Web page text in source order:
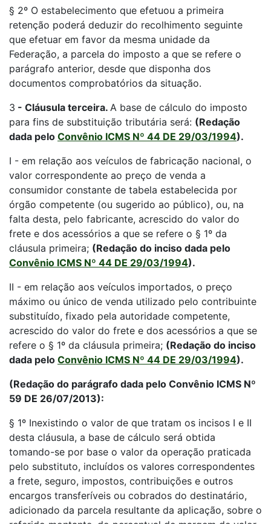
§ 2º O estabelecimento que efetuou a primeira
retenção poderá deduzir do recolhimento seguinte
que efetuar em favor da mesma unidade da
Federação, a parcela do imposto a que se refere o
parágrafo anterior, desde que disponha dos
documentos comprobatórios da situação.
3 - Cláusula terceira. A base de cálculo do imposto
para fins de substituição tributária será: (Redação
dada pelo Convênio ICMS Nº 44 DE 29/03/1994).
I - em relação aos veículos de fabricação nacional, o
valor correspondente ao preço de venda a
consumidor constante de tabela estabelecida por
órgão competente (ou sugerido ao público), ou, na
falta desta, pelo fabricante, acrescido do valor do
frete e dos acessórios a que se refere o § 1º da
cláusula primeira; (Redação do inciso dada pelo
Convênio ICMS Nº 44 DE 29/03/1994).
II - em relação aos veículos importados, o preço
máximo ou único de venda utilizado pelo contribuinte
substituído, fixado pela autoridade competente,
acrescido do valor do frete e dos acessórios a que se
refere o § 1º da cláusula primeira; (Redação do inciso
dada pelo Convênio ICMS Nº 44 DE 29/03/1994).
(Redação do parágrafo dada pelo Convênio ICMS Nº
59 DE 26/07/2013):
§ 1º Inexistindo o valor de que tratam os incisos I e II
desta cláusula, a base de cálculo será obtida
tomando-se por base o valor da operação praticada
pelo substituto, incluídos os valores correspondentes
a frete, seguro, impostos, contribuições e outros
encargos transferíveis ou cobrados do destinatário,
adicionado da parcela resultante da aplicação, sobre o